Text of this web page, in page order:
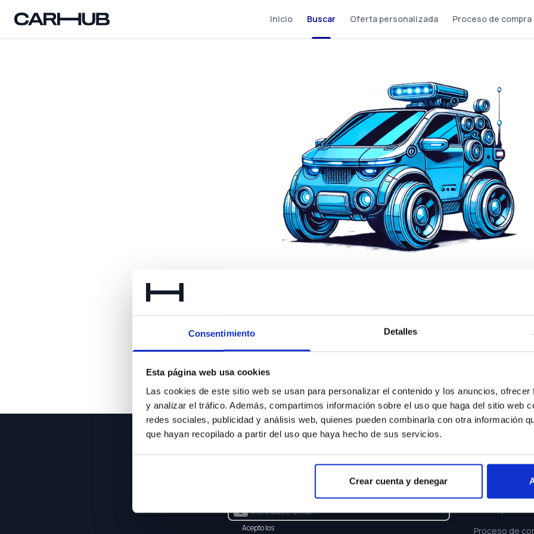
Consentimiento Detalles
Esta página web usa cookies
Las cookies de este sitio web se usan para personalizar el contenido y los anuncios,
y analizar el tráfico. Además, compartimos información sobre el uso que haga del sitio web
redes sociales, publicidad y análisis web, quienes pueden combinarla con otra información
que hayan recopilado a partir del uso que haya hecho de sus servicios.
Crear cuenta y denegar
Carhub Inicio Buscar Oferta personalizada Proceso de compra
Suscríbete y recibe las últimas novedades y ofertas.
Acepto los
ENLACES
Proceso de